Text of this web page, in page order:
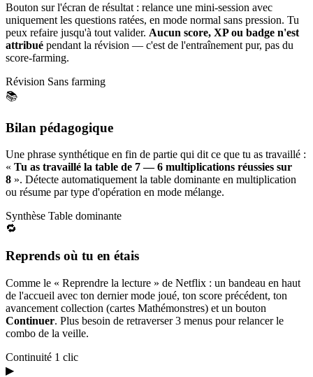
Bouton sur l'écran de résultat : relance une mini-session avec
uniquement les questions ratées, en mode normal sans pression. Tu
peux refaire jusqu'à tout valider. Aucun score, XP ou badge n'est
attribué pendant la révision — c'est de l'entraînement pur, pas du
score-farming.
Révision Sans farming
📚
Bilan pédagogique
Une phrase synthétique en fin de partie qui dit ce que tu as travaillé :
« Tu as travaillé la table de 7 — 6 multiplications réussies sur
8 ». Détecte automatiquement la table dominante en multiplication
ou résume par type d'opération en mode mélange.
Synthèse Table dominante
🔁
Reprends où tu en étais
Comme le « Reprendre la lecture » de Netflix : un bandeau en haut
de l'accueil avec ton dernier mode joué, ton score précédent, ton
avancement collection (cartes Mathémonstres) et un bouton
Continuer. Plus besoin de retraverser 3 menus pour relancer le
combo de la veille.
Continuité 1 clic
▶